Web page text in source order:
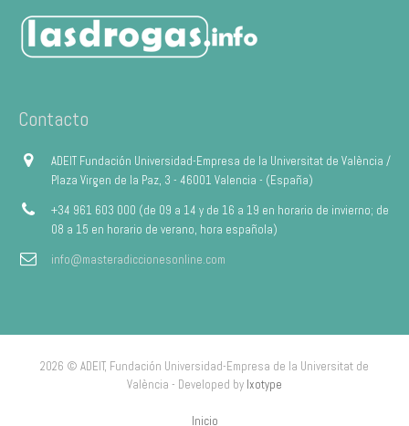
Contacto
ADEIT Fundación Universidad-Empresa de la Universitat de València /
Plaza Virgen de la Paz, 3 - 46001 Valencia - (España)
+34 961 603 000 (de 09 a 14 y de 16 a 19 en horario de invierno; de
08 a 15 en horario de verano, hora española)
info@masteradiccionesonline.com
2026 © ADEIT, Fundación Universidad-Empresa de la Universitat de
València - Developed by Ixotype
Inicio